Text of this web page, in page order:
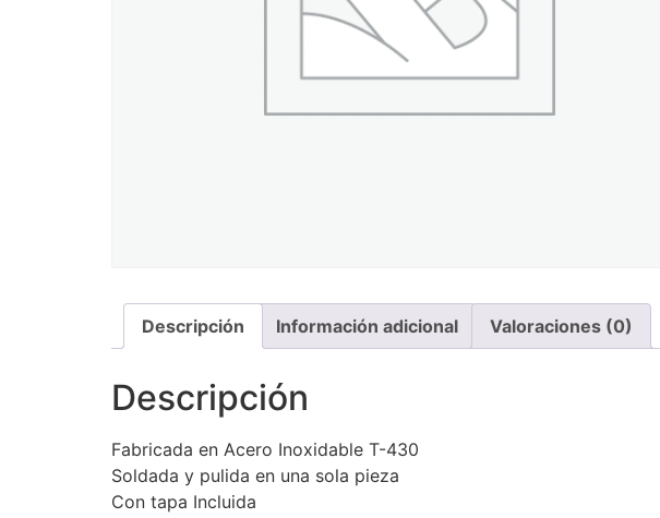
Descripción Información adicional Valoraciones (0)
Descripción
Fabricada en Acero Inoxidable T-430
Soldada y pulida en una sola pieza
Con tapa Incluida